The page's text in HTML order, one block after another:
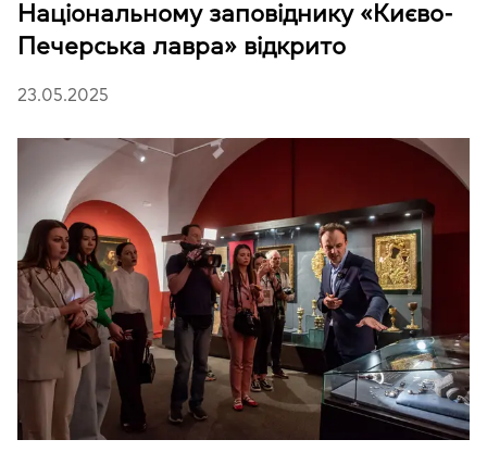
Національному заповіднику «Києво-
Печерська лавра» відкрито
23.05.2025